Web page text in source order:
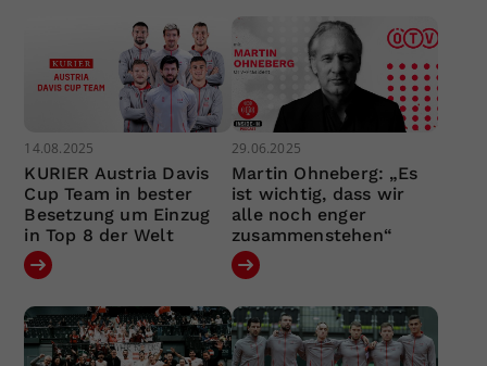
14.08.2025
KURIER Austria Davis
Cup Team in bester
Besetzung um Einzug
in Top 8 der Welt
29.06.2025
Martin Ohneberg: „Es
ist wichtig, dass wir
alle noch enger
zusammenstehen“